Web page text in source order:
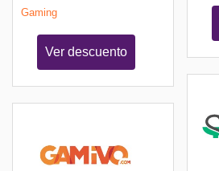
Gaming
Ver descuento